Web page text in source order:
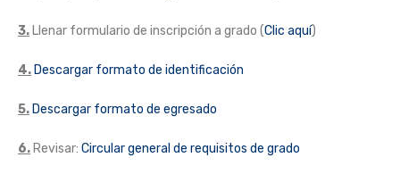
3. Llenar formulario de inscripción a grado (Clic aquí)
4. Descargar formato de identificación
5. Descargar formato de egresado
6. Revisar: Circular general de requisitos de grado